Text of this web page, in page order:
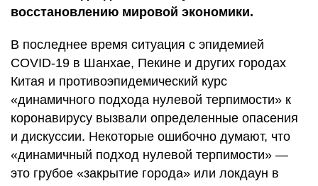
восстановлению мировой экономики.
В последнее время ситуация с эпидемией
COVID-19 в Шанхае, Пекине и других городах
Китая и противоэпидемический курс
«динамичного подхода нулевой терпимости» к
коронавирусу вызвали определенные опасения
и дискуссии. Некоторые ошибочно думают, что
«динамичный подход нулевой терпимости» —
это грубое «закрытие города» или локдаун в